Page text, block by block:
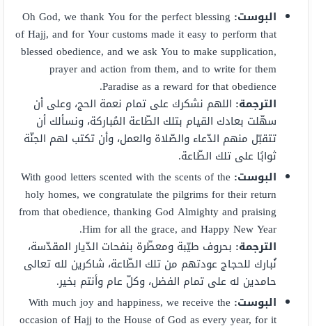
البوست:
Oh God, we thank You for the perfect blessing
of Hajj, and for Your customs made it easy to perform that
blessed obedience, and we ask You to make supplication,
prayer and action from them, and to write for them
Paradise as a reward for that obedience.
الترجمة: اللهم نشكرك على تمام نعمة الحج، وعلى أن
سهّلت بعادك القيام بتلك الطّاعة المُباركة، ونسألك أن
تتقبّل منهم الدّعاء والصّلاة والعمل، وأن تكتب لهم الجنّة
ثوابًا على تلك الطّاعة.
البوست:
With good letters scented with the scents of the
holy homes, we congratulate the pilgrims for their return
from that obedience, thanking God Almighty and praising
Him for all the grace, and Happy New Year.
الترجمة: بحروف طيّبة ومعطّرة بنفحات الدّيار المقدّسة،
نُبارك للحجاج عودتهم من تلك الطّاعة، شاكرين لله تعالى
حامدين له على تمام الفضل، وكلّ عام وأنتم بخير.
البوست:
With much joy and happiness, we receive the
occasion of Hajj to the House of God as every year, for it